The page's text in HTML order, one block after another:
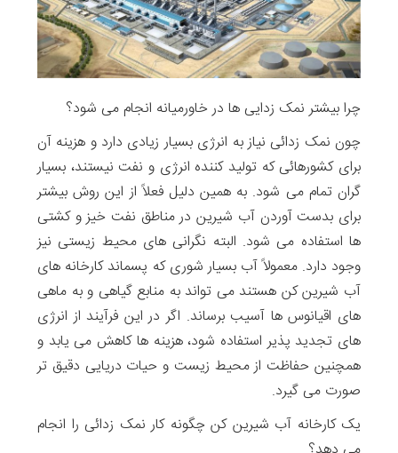
چرا بیشتر نمک زدایی ها در خاورمیانه انجام می شود؟
چون نمک زدائی نیاز به انرژی بسیار زیادی دارد و هزینه آن
برای کشورهائی که تولید کننده انرژی و نفت نیستند، بسیار
گران تمام می شود. به همین دلیل فعلاً از این روش بیشتر
برای بدست آوردن آب شیرین در مناطق نفت خیز و کشتی
ها استفاده می شود. البته نگرانی های محیط زیستی نیز
وجود دارد. معمولاً آب بسیار شوری که پسماند کارخانه های
آب شیرین کن هستند می تواند به منابع گیاهی و به ماهی
های اقیانوس ها آسیب برساند. اگر در این فرآیند از انرژی
های تجدید پذیر استفاده شود، هزینه ها کاهش می یابد و
همچنین حفاظت از محیط زیست و حیات دریایی دقیق تر
صورت می گیرد.
یک کارخانه آب شیرین کن چگونه کار نمک زدائی را انجام